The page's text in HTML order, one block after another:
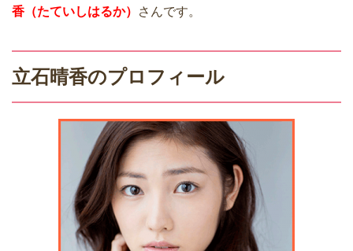
香（たていしはるか）
さんです。
立石晴香のプロフィール